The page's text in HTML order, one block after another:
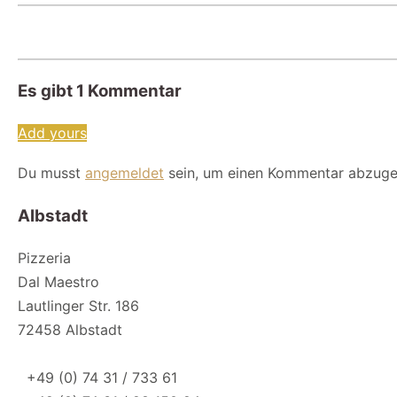
Es gibt 1 Kommentar
Add yours
Du musst angemeldet sein, um einen Kommentar
Albstadt
Pizzeria
Dal Maestro
Lautlinger Str. 186
72458 Albstadt
+49 (0) 74 31 / 733 61